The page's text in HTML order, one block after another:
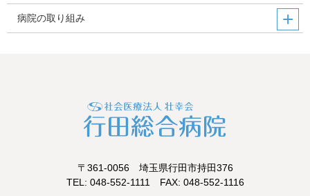
病院の取り組み
〒361-0056 埼玉県行田市持田376
TEL: 048-552-1111 FAX: 048-552-1116